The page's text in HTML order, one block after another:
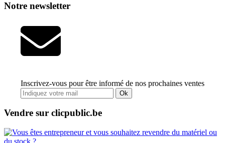
Notre newsletter
Inscrivez-vous pour être informé de nos prochaines ventes
Ok
Vendre sur clicpublic.be